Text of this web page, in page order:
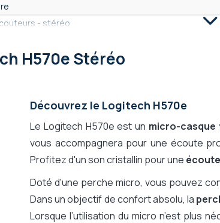
- stéréo
simili-cuir
H570e Stéréo
Découvrez le Logitech H570e
Le Logitech H570e est un micro-casque
vous accompagnera pour une écoute
Profitez d'un son cristallin pour une
Doté d'une perche micro, vous pouvez
Dans un objectif de confort absolu, la
Lorsque l’utilisation du micro n’est plus